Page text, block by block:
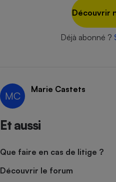
Découvrir
Déjà abonné ?
MC
Marie Castets
Et aussi
Que faire en cas de litige ?
Découvrir le forum